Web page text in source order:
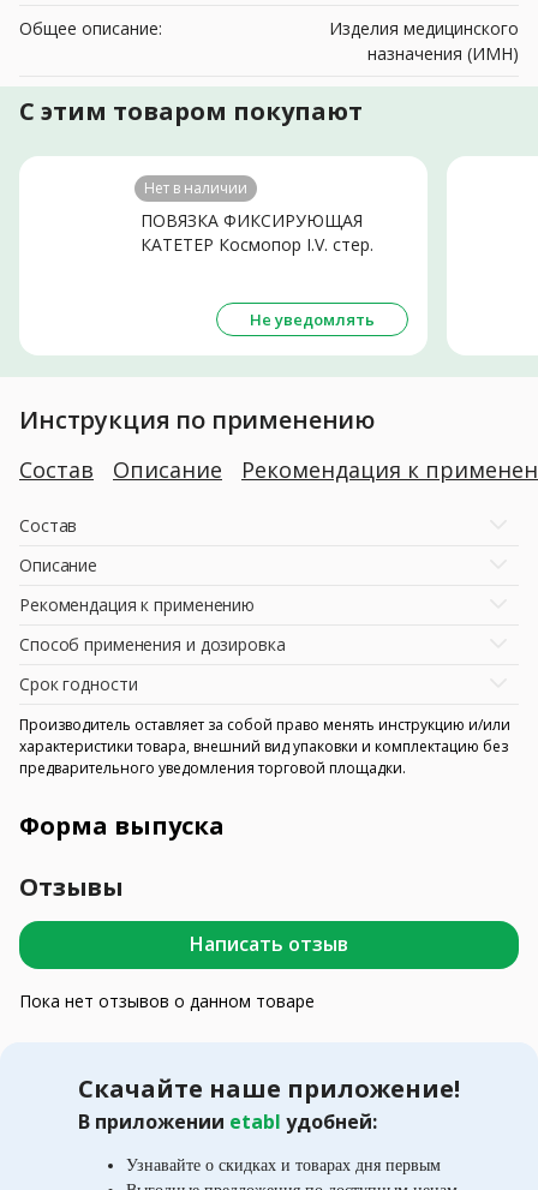
Общее описание:
Изделия медицинского
назначения (ИМН)
С этим товаром покупают
Нет в наличии
ПОВЯЗКА ФИКСИРУЮЩАЯ
КАТЕТЕР Космопор I.V. стер.
Не уведомлять
Инструкция по применению
Состав Описание Рекомендация к
Состав
Описание
Рекомендация к применению
Способ применения и дозировка
Срок годности
Производитель оставляет за собой право менять инструкцию и/или
характеристики товара, внешний вид упаковки и комплектацию без
предварительного уведомления торговой площадки.
Форма выпуска
Отзывы
Написать отзыв
Пока нет отзывов о данном товаре
Скачайте наше приложение!
В приложении etabl удобней:
Узнавайте о скидках и товарах дня первым